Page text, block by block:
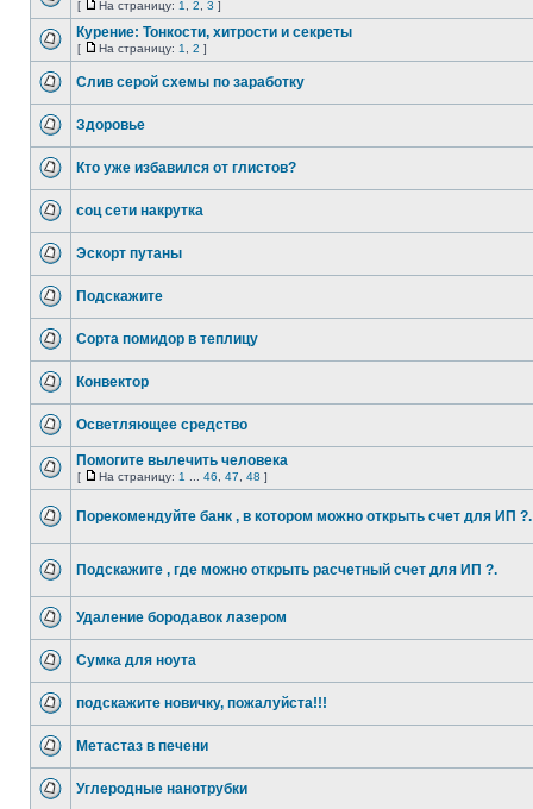
[ На страницу: 1 2 3 ]
Курение: Тонкости, хитрости и секреты
[ На страницу: 1 2 ]
Слив серой схемы по заработку
Здоровье
Кто уже избавился от глистов?
соц сети накрутка
Эскорт путаны
Подскажите
Сорта помидор в теплицу
Конвектор
Осветляющее средство
Помогите вылечить человека
[ На страницу: 1 46 47 48 ]
Порекомендуйте банк , в котором можно открыть счет для ИП ?.
Подскажите , где можно открыть расчетный счет для ИП ?.
Удаление бородавок лазером
Сумка для ноута
подскажите новичку, пожалуйста!!!
Метастаз в печени
Углеродные нанотрубки